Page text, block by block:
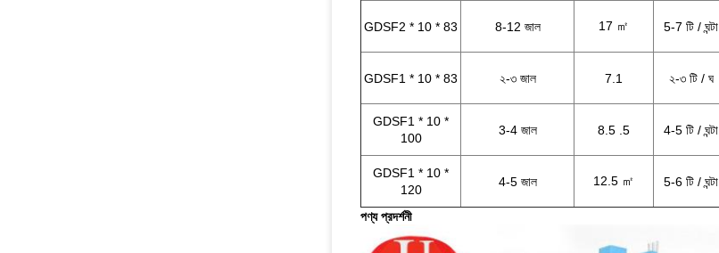
GDSF2 * 10 * 83 8-12 জাল 17 ㎡ 5-7 টি / ঘন্টা
GDSF1 * 10 * 83 ২-৩ জাল 7.1 ২-৩ টি / ঘ
GDSF1 * 10 *
100
3-4 জাল 8.5 .5 4-5 টি / ঘন্টা
GDSF1 * 10 *
120
4-5 জাল 12.5 ㎡ 5-6 টি / ঘন্টা
পণ্য প্রদর্শনী